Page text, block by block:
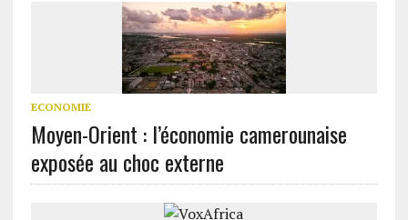
ECONOMIE
Moyen-Orient : l’économie camerounaise
exposée au choc externe